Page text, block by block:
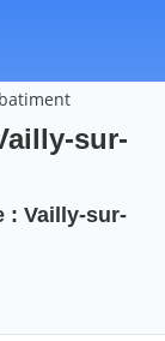
sur-
: Vailly-sur-